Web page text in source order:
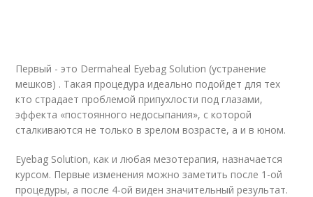
Первый - это Dermaheal Eyebag Solution (устранение
мешков) . Такая процедура идеально подойдет для тех
кто страдает проблемой припухлости под глазами,
эффекта «постоянного недосыпания», с которой
сталкиваются не только в зрелом возрасте, а и в юном.
Eyebag Solution, как и любая мезотерапия, назначается
курсом. Первые изменения можно заметить после 1-ой
процедуры, а после 4-ой виден значительный результат.